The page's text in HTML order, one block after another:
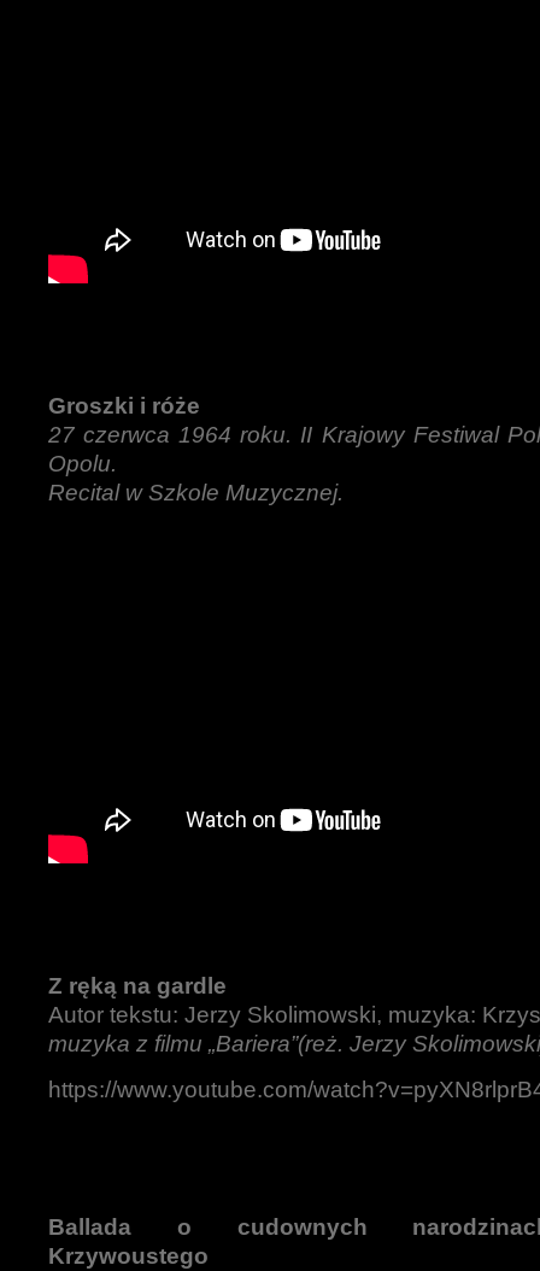
Groszki i róże
27 czerwca 1964 roku. II Krajowy Festiwal
Opolu.
Recital w Szkole Muzycznej.
Z ręką na gardle
Autor tekstu: Jerzy Skolimowski, muzyka:
muzyka z filmu „Bariera”(reż. Jerzy
https://www.youtube.com/
Ballada o cudownych
Krzywoustego